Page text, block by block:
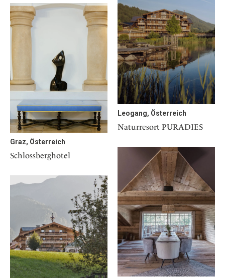
Leogang, Österreich
Naturresort PURADIES
Graz, Österreich
Schlossberghotel